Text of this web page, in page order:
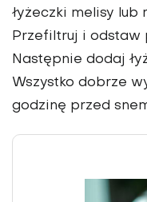
łyżeczki melisy lub
Przefiltruj i odstaw
Następnie dodaj
Wszystko dobrze
godzinę przed